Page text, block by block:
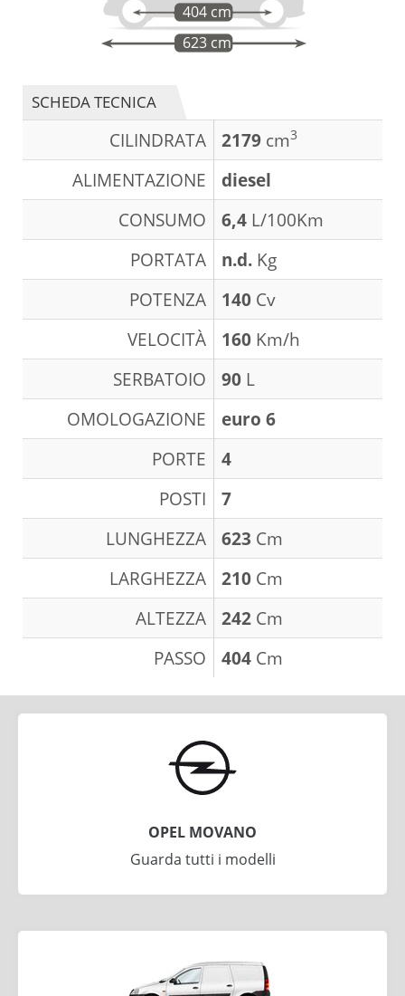
623 cm
404 cm
SCHEDA TECNICA
CILINDRATA 2179 cm3
ALIMENTAZIONE
diesel
CONSUMO
6,4 L/100Km
PORTATA
n.d. Kg
POTENZA
140 Cv
VELOCITÀ
160 Km/h
SERBATOIO
90 L
OMOLOGAZIONE
euro 6
PORTE
4
POSTI
7
LUNGHEZZA
623 Cm
LARGHEZZA
210 Cm
ALTEZZA
242 Cm
PASSO
404 Cm
OPEL MOVANO
Guarda tutti i modelli